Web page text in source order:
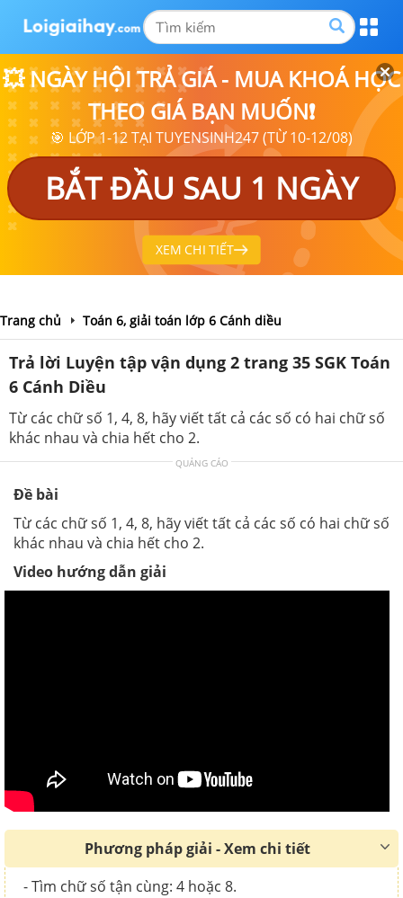
💥 NGÀY HỘI TRẢ GIÁ - MUA KHOÁ HỌC
THEO GIÁ BẠN MUỐN❗
🎯 LỚP 1-12 TẠI TUYENSINH247 (TỪ 10-12/08)
BẮT ĐẦU SAU 1 NGÀY
XEM CHI TIẾT
Trang chủ Toán 6, giải toán lớp 6 Cánh diều
Trả lời Luyện tập vận dụng 2 trang 35 SGK Toán
6 Cánh Diều
Từ các chữ số 1, 4, 8, hãy viết tất cả các số có hai chữ số
khác nhau và chia hết cho 2.
QUẢNG CÁO
Đề bài
Từ các chữ số 1, 4, 8, hãy viết tất cả các số có hai chữ số
khác nhau và chia hết cho 2.
Video hướng dẫn giải
Phương pháp giải - Xem chi tiết
- Tìm chữ số tận cùng: 4 hoặc 8.